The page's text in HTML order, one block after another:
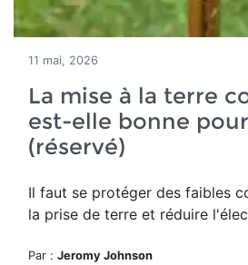
11 mai, 2026
La mise à la terre
est-elle bonne
(réservé)
Il faut se protéger des faibles
la prise de terre et réduire
Par : Jeromy Johnson